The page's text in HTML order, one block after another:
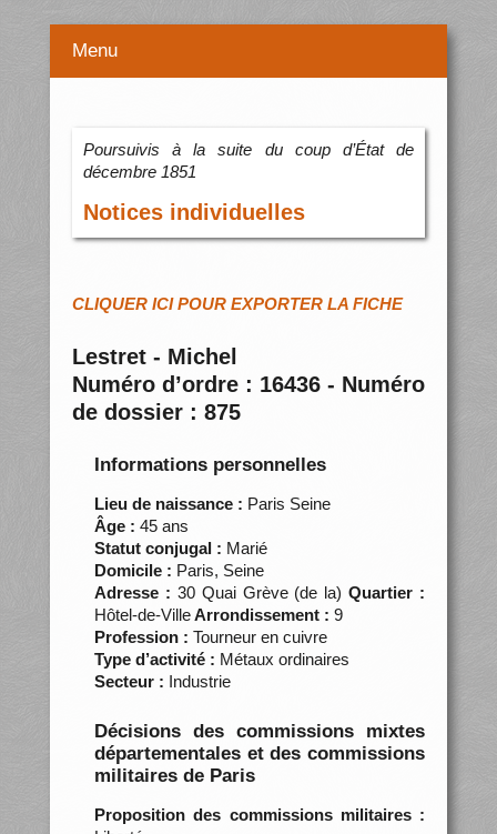
Menu
Poursuivis à la suite du coup d’État de
décembre 1851
Notices individuelles
CLIQUER ICI POUR EXPORTER LA FICHE
Lestret - Michel
Numéro d’ordre : 16436 - Numéro
de dossier : 875
Informations personnelles
Lieu de naissance : Paris Seine
Âge : 45 ans
Statut conjugal : Marié
Domicile : Paris, Seine
Adresse : 30 Quai Grève (de la)Quartier :
Hôtel-de-VilleArrondissement : 9
Profession : Tourneur en cuivre
Type d’activité : Métaux ordinaires
Secteur : Industrie
Décisions des commissions mixtes
départementales et des commissions
militaires de Paris
Proposition des commissions militaires :